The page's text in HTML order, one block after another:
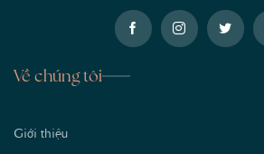
Về chúng tôi
Giới thiệu